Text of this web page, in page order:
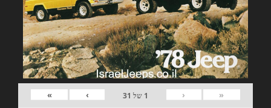
«
‹
1 של 31
›
»